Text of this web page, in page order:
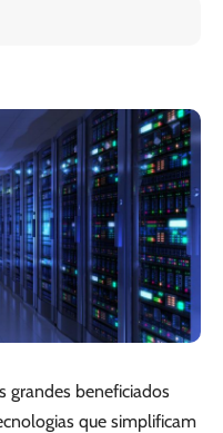
grandes beneficiados
que simplificam